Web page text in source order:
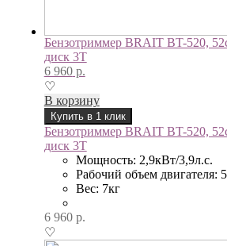
Бензотриммер BRAIT BT-520,
диск 3Т
6 960р.
♡
В корзину
Купить в 1 клик
Бензотриммер BRAIT BT-520,
диск 3Т
Мощность: 2,9кВт/3,9л.с.
Рабочий объем двигателя:
Вес: 7кг
6 960р.
♡